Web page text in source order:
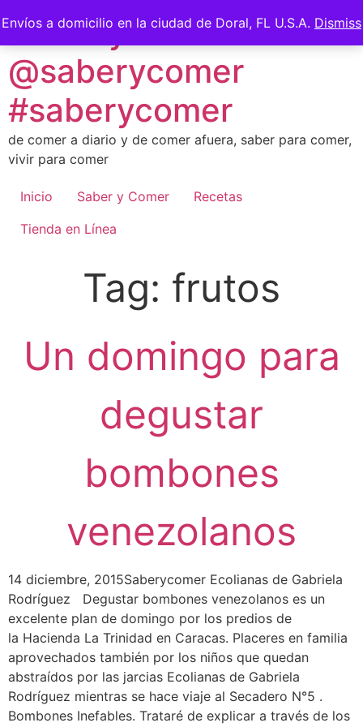
Envíos a domicilio en la ciudad de Doral, FL U.S.A. Dismiss
to
content
Saber y Comer -
@saberycomer
#saberycomer
de comer a diario y de comer afuera, saber para comer,
vivir para comer
Inicio Saber y Comer
Recetas
Tienda en Línea
Tag: frutos
Un domingo para
degustar
bombones
venezolanos
14 diciembre, 2015Saberycomer Ecolianas de Gabriela
Rodríguez Degustar bombones venezolanos es un
excelente plan de domingo por los predios de
la Hacienda La Trinidad en Caracas. Placeres en familia
aprovechados también por los niños que quedan
abstraídos por las jarcias Ecolianas de Gabriela
Rodríguez mientras se hace viaje al Secadero N°5 .
Bombones Inefables. Trataré de explicar a través de los